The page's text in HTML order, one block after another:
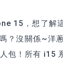
15，想了解
？沒關係~洋
包！所有 i15